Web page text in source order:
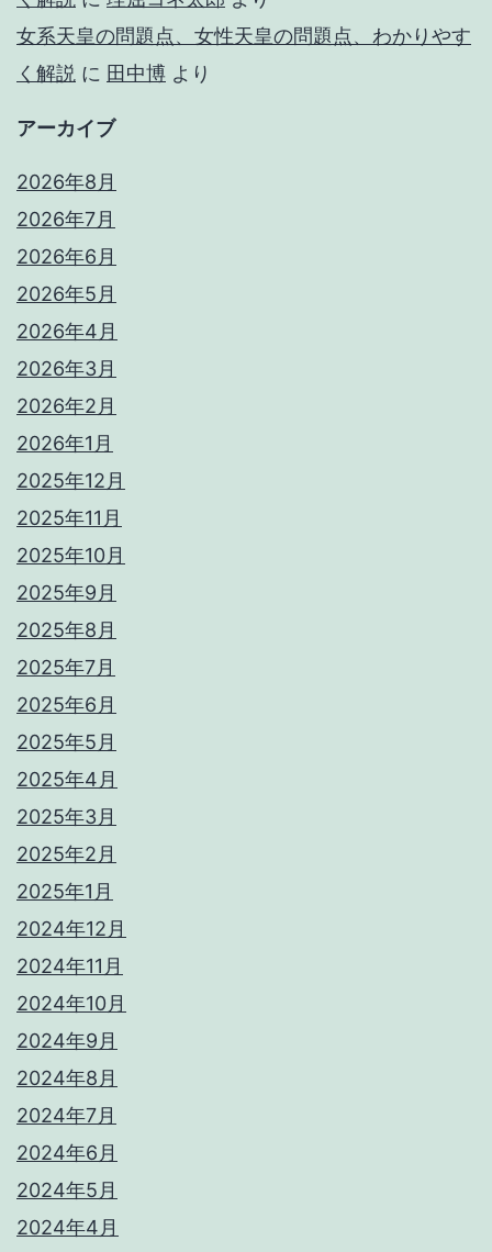
女系天皇の問題点、女性天皇の問題点、わかりやす
く解説 に 田中博 より
アーカイブ
2026年8月
2026年7月
2026年6月
2026年5月
2026年4月
2026年3月
2026年2月
2026年1月
2025年12月
2025年11月
2025年10月
2025年9月
2025年8月
2025年7月
2025年6月
2025年5月
2025年4月
2025年3月
2025年2月
2025年1月
2024年12月
2024年11月
2024年10月
2024年9月
2024年8月
2024年7月
2024年6月
2024年5月
2024年4月